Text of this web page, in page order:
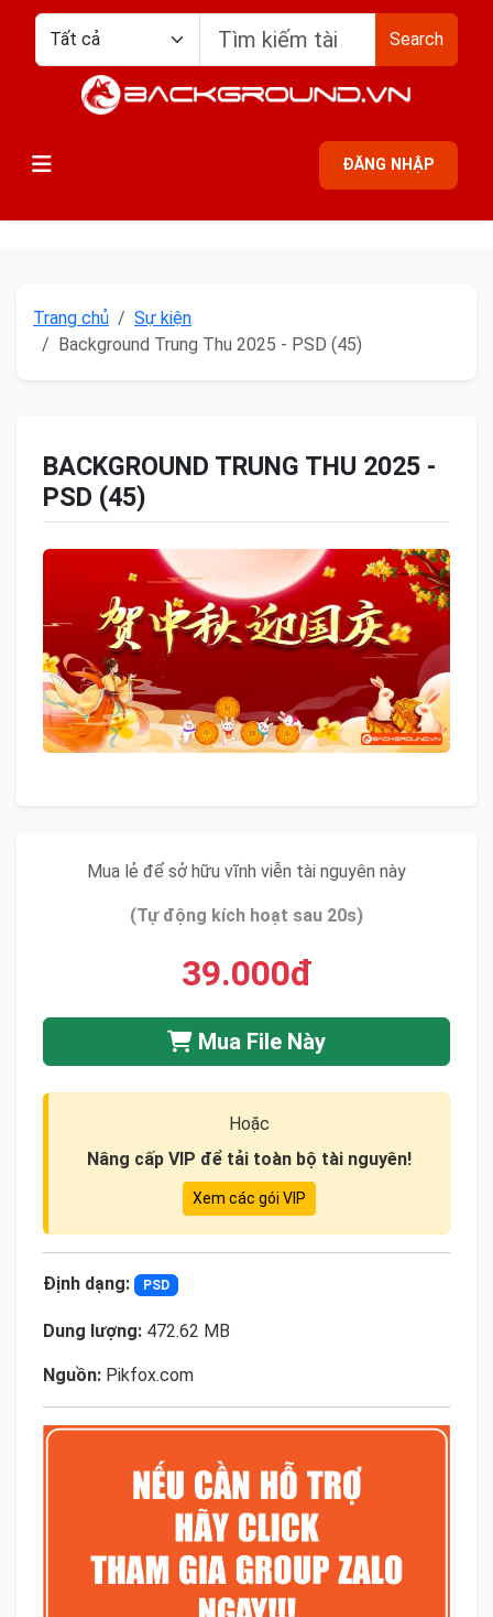
Search
ĐĂNG NHẬP
Trang chủ
Sự kiện
Background Trung Thu 2025 - PSD (45)
BACKGROUND TRUNG THU 2025 -
PSD (45)
Mua lẻ để sở hữu vĩnh viễn tài nguyên này
(Tự động kích hoạt sau 20s)
39.000đ
Mua File Này
Hoặc
Nâng cấp VIP để tải toàn bộ tài nguyên!
Xem các gói VIP
Định dạng: PSD
Dung lượng: 472.62 MB
Nguồn: Pikfox.com